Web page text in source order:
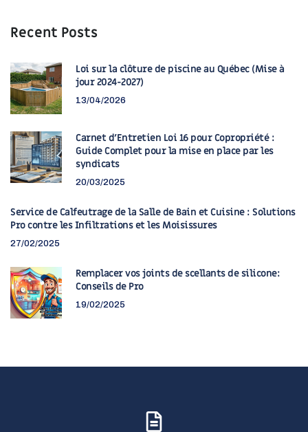
Recent Posts
Loi sur la clôture de piscine au Québec (Mise à
jour 2024-2027)
13/04/2026
Carnet d’Entretien Loi 16 pour Copropriété :
Guide Complet pour la mise en place par les
syndicats
20/03/2025
Service de Calfeutrage de la Salle de Bain et Cuisine : Solutions
Pro contre les Infiltrations et les Moisissures
27/02/2025
Remplacer vos joints de scellants de silicone:
Conseils de Pro
19/02/2025